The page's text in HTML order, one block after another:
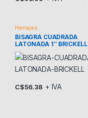
Herrajes
BISAGRA CUADRADA
LATONADA 1″ BRICKELL
C$56.38 + IVA